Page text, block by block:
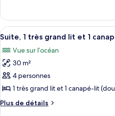
piscine
chambre :
Suite,
1
très
grand
lit
et
1
canapé-
Suite,
très
lit
et
canapé-
lit,
sur
Afficher
toutes
les
photos
pour
ce
type
de
11
Suite, 1 très grand lit et 1
Vue sur l’océan
30 m²
4 personnes
1 très grand lit et 1 canapé-lit
Plus de détails
Plus